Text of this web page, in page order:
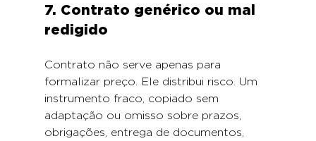
7. Contrato genérico ou mal
redigido
Contrato não serve apenas para
formalizar preço. Ele distribui risco. Um
instrumento fraco, copiado sem
adaptação ou omisso sobre prazos,
obrigações, entrega de documentos,